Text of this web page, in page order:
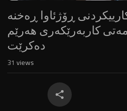
ڕۆژئاوا ڕەخنە
کاربەرێکەری هەرێم
دەکرێت
31 views